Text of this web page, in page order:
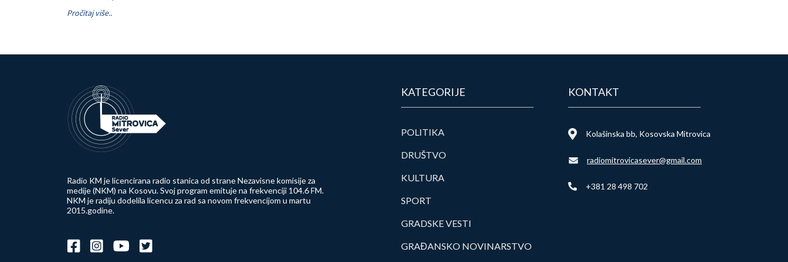
Pročitaj više..
Radio KM je licencirana radio stanica od strane Nezavisne komisije za
medije (NKM) na Kosovu. Svoj program emituje na frekvenciji 104.6 FM.
NKM je radiju dodelila licencu za rad sa novom frekvencijom u martu
2015.godine.
KATEGORIJE
POLITIKA
DRUŠTVO
KULTURA
SPORT
GRADSKE VESTI
GRAĐANSKO NOVINARSTVO
KONTAKT
Kolašinska bb, Kosovska Mitrovica
radiomitrovicasever@gmail.com
+381 28 498 702